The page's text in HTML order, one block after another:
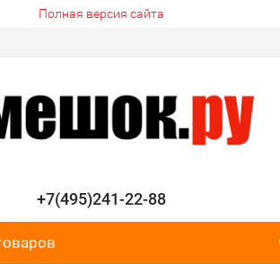
Полная версия сайта
+7(495)241-22-88